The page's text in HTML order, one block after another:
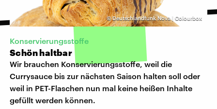
©Deutschlandfunk Nova | Colourbox
Konservierungsstoffe
Schön haltbar
Wir brauchen Konservierungsstoffe, weil die
Currysauce bis zur nächsten Saison halten soll oder
weil in PET-Flaschen nun mal keine heißen Inhalte
gefüllt werden können.